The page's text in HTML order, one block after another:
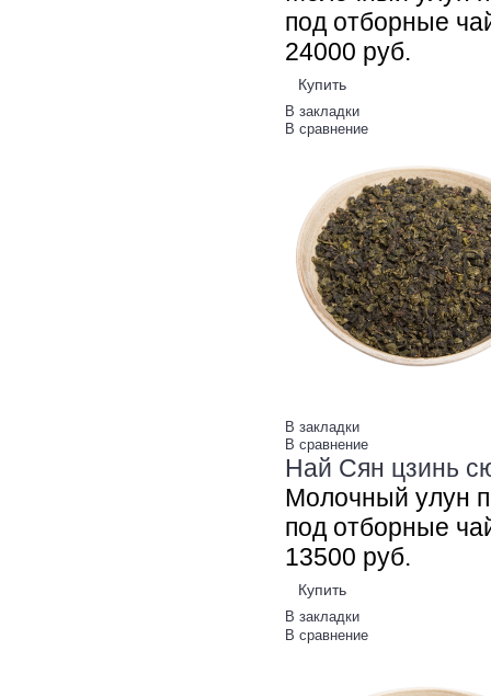
под отборные
24000 руб.
Купить
В закладки
В сравнение
В закладки
В сравнение
Най Сян цзинь
Молочный улун
под отборные
13500 руб.
Купить
В закладки
В сравнение